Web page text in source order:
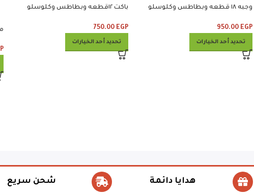
وجبه ١٨ قطعه وبطاطس وكلوسلو
950.00 EGP
تحديد أحد الخيارات
باكت ١٢قطعه وبطاطس وكلوسلو
750.00 EGP
تحديد أحد الخيارات
هدايا دائمة شحن سريع